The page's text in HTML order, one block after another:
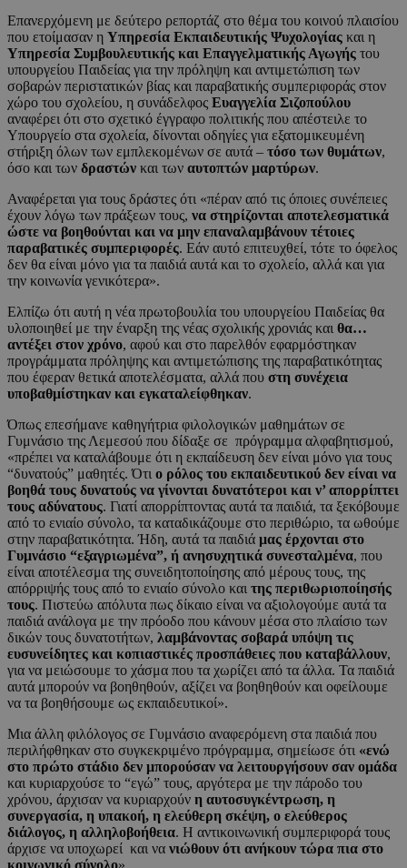
Επανερχόμενη με δεύτερο ρεπορτάζ στο θέμα του κοινού πλαισίου
που ετοίμασαν η Υπηρεσία Εκπαιδευτικής Ψυχολογίας και η
Υπηρεσία Συμβουλευτικής και Επαγγελματικής Αγωγής του
υπουργείου Παιδείας για την πρόληψη και αντιμετώπιση των
σοβαρών περιστατικών βίας και παραβατικής συμπεριφοράς στον
χώρο του σχολείου, η συνάδελφος Ευαγγελία Σιζοπούλου
αναφέρει ότι στο σχετικό έγγραφο πολιτικής που απέστειλε το
Υπουργείο στα σχολεία, δίνονται οδηγίες για εξατομικευμένη
στήριξη όλων των εμπλεκομένων σε αυτά – τόσο των θυμάτων,
όσο και των δραστών και των αυτοπτών μαρτύρων.
Αναφέρεται για τους δράστες ότι «πέραν από τις όποιες συνέπειες
έχουν λόγω των πράξεων τους, να στηρίζονται αποτελεσματικά
ώστε να βοηθούνται και να μην επαναλαμβάνουν τέτοιες
παραβατικές συμπεριφορές. Εάν αυτό επιτευχθεί, τότε το όφελος
δεν θα είναι μόνο για τα παιδιά αυτά και το σχολείο, αλλά και για
την κοινωνία γενικότερα».
Ελπίζω ότι αυτή η νέα πρωτοβουλία του υπουργείου Παιδείας θα
υλοποιηθεί με την έναρξη της νέας σχολικής χρονιάς και θα…
αντέξει στον χρόνο, αφού και στο παρελθόν εφαρμόστηκαν
προγράμματα πρόληψης και αντιμετώπισης της παραβατικότητας
που έφεραν θετικά αποτελέσματα, αλλά που στη συνέχεια
υποβαθμίστηκαν και εγκαταλείφθηκαν.
Όπως επεσήμανε καθηγήτρια φιλολογικών μαθημάτων σε
Γυμνάσιο της Λεμεσού που δίδαξε σε πρόγραμμα αλφαβητισμού,
«πρέπει να καταλάβουμε ότι η εκπαίδευση δεν είναι μόνο για τους
“δυνατούς” μαθητές. Ότι ο ρόλος του εκπαιδευτικού δεν είναι να
βοηθά τους δυνατούς να γίνονται δυνατότεροι και ν’ απορρίπτει
τους αδύνατους. Γιατί απορρίπτοντας αυτά τα παιδιά, τα ξεκόβουμε
από το ενιαίο σύνολο, τα καταδικάζουμε στο περιθώριο, τα ωθούμε
στην παραβατικότητα. Ήδη, αυτά τα παιδιά μας έρχονται στο
Γυμνάσιο “εξαγριωμένα”, ή ανησυχητικά συνεσταλμένα, που
είναι αποτέλεσμα της συνειδητοποίησης από μέρους τους, της
απόρριψής τους από το ενιαίο σύνολο και της περιθωριοποίησής
τους. Πιστεύω απόλυτα πως δίκαιο είναι να αξιολογούμε αυτά τα
παιδιά ανάλογα με την πρόοδο που κάνουν μέσα στο πλαίσιο των
δικών τους δυνατοτήτων, λαμβάνοντας σοβαρά υπόψη τις
ευσυνείδητες και κοπιαστικές προσπάθειες που καταβάλλουν,
για να μειώσουμε το χάσμα που τα χωρίζει από τα άλλα. Τα παιδιά
αυτά μπορούν να βοηθηθούν, αξίζει να βοηθηθούν και οφείλουμε
να τα βοηθήσουμε ως εκπαιδευτικοί».
Μια άλλη φιλόλογος σε Γυμνάσιο αναφερόμενη στα παιδιά που
περιλήφθηκαν στο συγκεκριμένο πρόγραμμα, σημείωσε ότι «ενώ
στο πρώτο στάδιο δεν μπορούσαν να λειτουργήσουν σαν ομάδα
και κυριαρχούσε το “εγώ” τους, αργότερα με την πάροδο του
χρόνου, άρχισαν να κυριαρχούν η αυτοσυγκέντρωση, η
συνεργασία, η υπακοή, η ελεύθερη σκέψη, ο ελεύθερος
διάλογος, η αλληλοβοήθεια. Η αντικοινωνική συμπεριφορά τους
άρχισε να υποχωρεί και να νιώθουν ότι ανήκουν τώρα πια στο